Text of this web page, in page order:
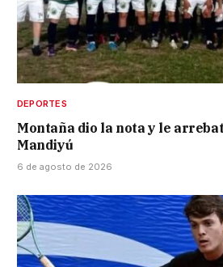
DEPORTES
Montaña dio la nota y le
Mandiyú
6 de agosto de 2026